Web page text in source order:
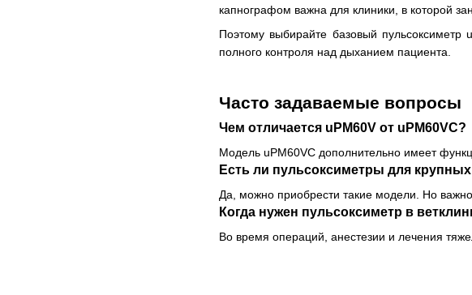
капнографом важна для клиники, в которой
Поэтому выбирайте базовый
полного контроля над дыханием пациента.
Часто задаваемые вопросы
Чем отличается uPM60V от uPM60VC?
Модель uPM60VC дополнительно имеет
Есть ли пульсоксиметры для
Да, можно приобрести такие модели. Но
Когда нужен пульсоксиметр в
Во время операций, анестезии и лечения